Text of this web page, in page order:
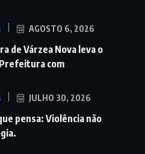
AGOSTO 6, 2026
de Várzea Nova leva o
com
JULHO 30, 2026
pensa: Violência não